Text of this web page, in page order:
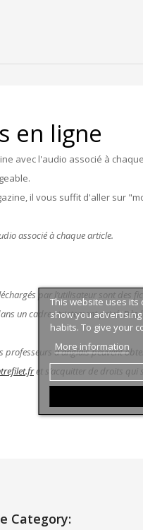
en ligne
avec l'audio associé à
il vous suffit d'aller sur
associé à chaque article.
par l’utilisateur sont
un cadre strictement privé.
professeurs d’anglais peuvent
et s’acquitter de droits qui
Category:
This website uses
show you
habits. To give your
More information